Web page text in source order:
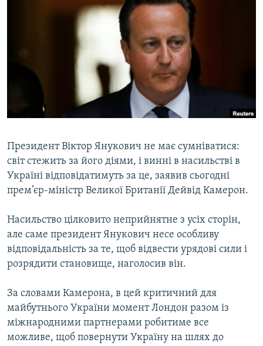
СПЕЦПРОЕКТИ
ВІДЕОУРОКИ «ELIFBE»
УКРАЇНСЬКА ПРОБЛЕМА КРИМУ
ЯК ОБІЙТИ БЛОКУВАННЯ
Русский
Усі сайти RFE/RL
Президент Віктор Янукович не має сумніватися:
світ стежить за його діями, і винні в насильстві в
Україні відповідатимуть за це, заявив сьогодні
прем’єр-міністр Великої Британії Дейвід Камерон.
Насильство цілковито неприйнятне з усіх сторін,
але саме президент Янукович несе особливу
відповідальність за те, щоб відвести урядові сили і
розрядити становище, наголосив він.
За словами Камерона, в цей критичний для
майбутнього України момент Лондон разом із
міжнародними партнерами робитиме все
можливе, щоб повернути Україну на шлях до